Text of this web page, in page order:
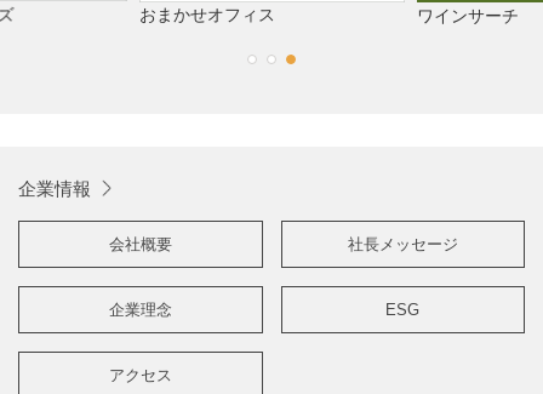
「CAFERES JAPAN2025」出展のお知らせ
センコーグループホールディングス、日本プロゴルフ選手権に冠
おまかせオフィス ワインサーチ
企業情報
会社概要 社長メッセージ
企業理念 ESG
アクセス